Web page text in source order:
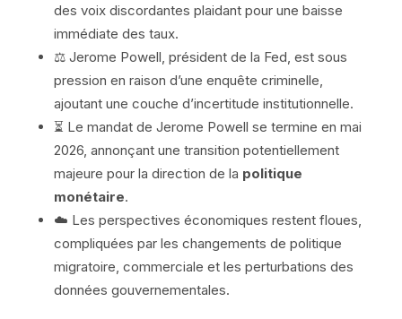
des voix discordantes plaidant pour une baisse
immédiate des taux.
⚖️ Jerome Powell, président de la Fed, est sous
pression en raison d’une enquête criminelle,
ajoutant une couche d’incertitude institutionnelle.
⏳ Le mandat de Jerome Powell se termine en mai
2026, annonçant une transition potentiellement
majeure pour la direction de la politique
monétaire.
☁️ Les perspectives économiques restent floues,
compliquées par les changements de politique
migratoire, commerciale et les perturbations des
données gouvernementales.